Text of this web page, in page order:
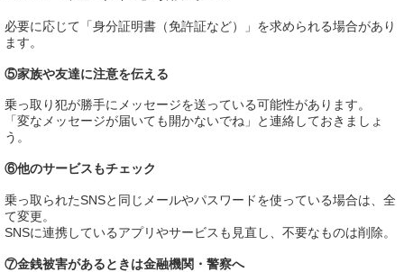
必要に応じて「身分証明書（免許証など）」を求められる場合があり
ます。
⑤家族や友達に注意を伝える
乗っ取り犯が勝手にメッセージを送っている可能性があります。
「変なメッセージが届いても開かないでね」と連絡しておきましょ
う。
⑥他のサービスもチェック
乗っ取られたSNSと同じメールやパスワードを使っている場合は、全
て変更。
SNSに連携しているアプリやサービスも見直し、不要なものは削除。
⑦金銭被害があるときは金融機関・警察へ